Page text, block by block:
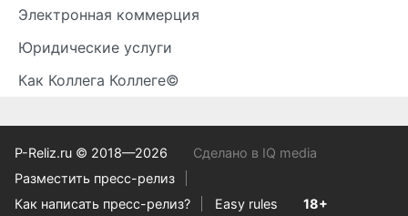
Электронная коммерция
Юридические услуги
Как Коллега Коллеге©
P-Reliz.ru © 2018—2026
Сделано в IQ media
Разместить пресс-релиз
Как написать пресс-релиз?
Easy rules 18+